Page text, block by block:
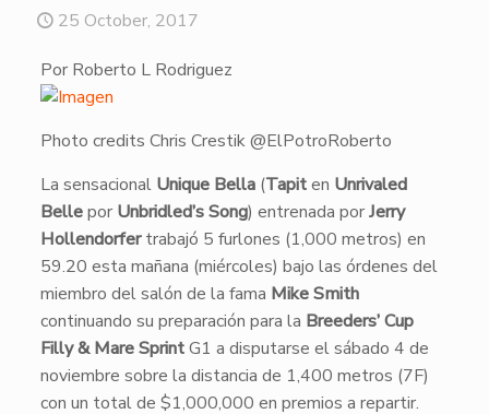
25 October, 2017
Por Roberto L Rodriguez
Photo credits Chris Crestik @ElPotroRoberto
​La sensacional Unique Bella(Tapiten Unrivaled
Bellepor Unbridled’s Song) entrenada porJerry
Hollendorfertrabajó 5 furlones (1,000 metros) en
59.20 esta mañana (miércoles) bajo las órdenes del
miembro del salón de la fama Mike Smith
continuando su preparación para la Breeders’ Cup
Filly & Mare SprintG1 a disputarse el sábado 4 de
noviembre sobre la distancia de 1,400 metros (7F)
con un total de $1,000,000 en premios a repartir.